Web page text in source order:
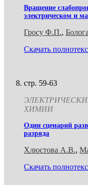
Вращение
электрическом и
Гросу Ф.П.,
Скачать
стр. 59-63
ХИМИИ
Один сценарий
разряда
Хлюстова А.В.,
Скачать